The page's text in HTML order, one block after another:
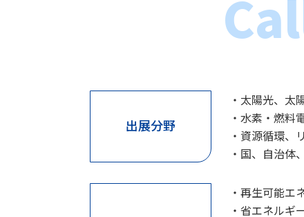
出展分野
太陽光、太
水素
燃料
資源循環、
国、自治体
再生可能エ
省エネルギ